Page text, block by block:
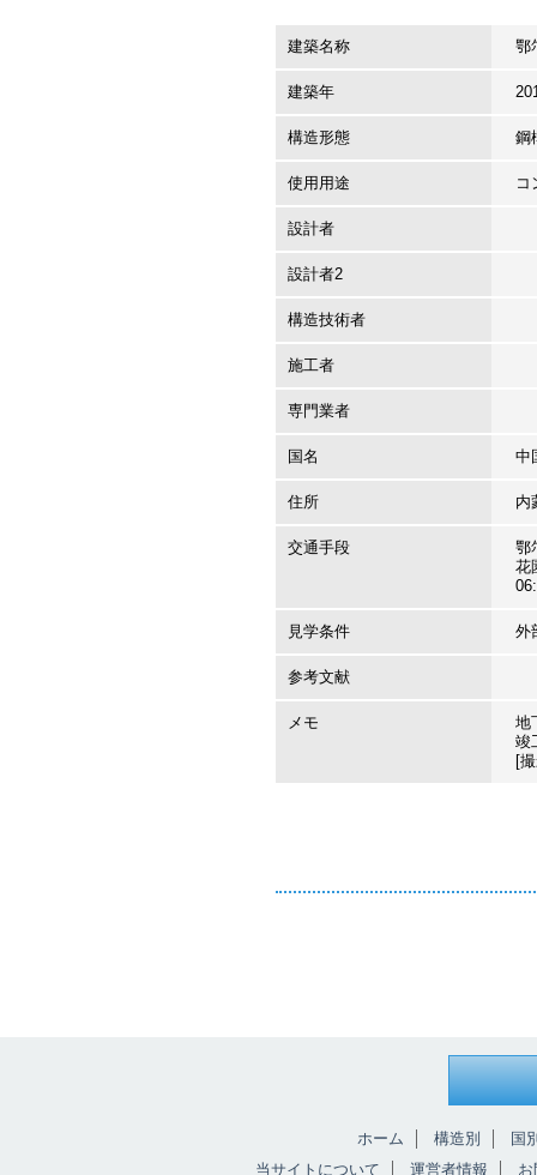
建築名称 鄂
建築年
構造形態 鋼
使用用途 コ
設計者
設計者2
構造技術者
施工者
専門業者
国名 中
住所 内
交通手段
鄂
花
見学条件 外
参考文献
メモ
地
竣
[
ホーム 構造別
国
当サイトについて
運営者情報